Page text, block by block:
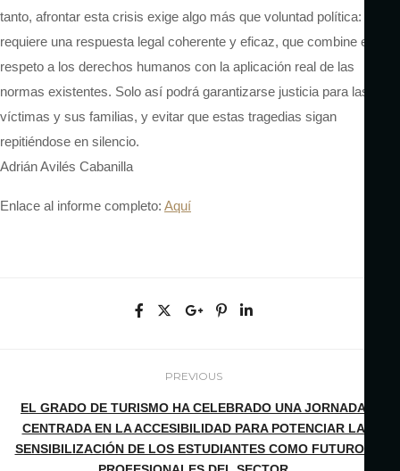
tanto, afrontar esta crisis exige algo más que voluntad política:
requiere una respuesta legal coherente y eficaz, que combine el
respeto a los derechos humanos con la aplicación real de las
normas existentes. Solo así podrá garantizarse justicia para las
víctimas y sus familias, y evitar que estas tragedias sigan
repitiéndose en silencio.
Adrián Avilés Cabanilla
Enlace al informe completo: Aquí
PREVIOUS
EL GRADO DE TURISMO HA CELEBRADO UNA JORNADA
CENTRADA EN LA ACCESIBILIDAD PARA POTENCIAR LA
SENSIBILIZACIÓN DE LOS ESTUDIANTES COMO FUTUROS